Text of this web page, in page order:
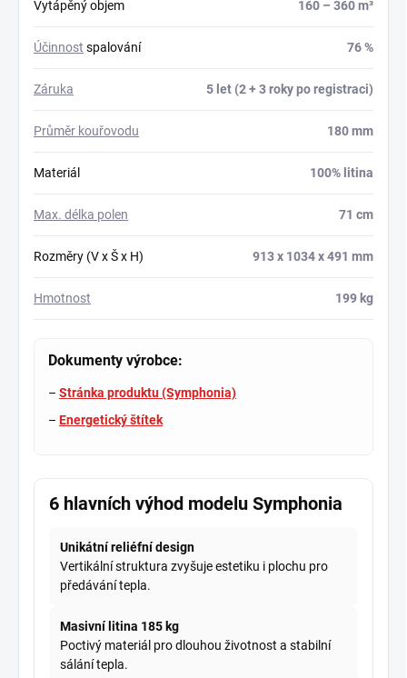
Vytápěný objem 160 – 360 m³
Účinnost spalování 76 %
Záruka 5 let (2 + 3 roky po registraci)
Průměr kouřovodu 180 mm
Materiál 100% litina
Max. délka polen 71 cm
Rozměry (V x Š x H) 913 x 1034 x 491 mm
Hmotnost 199 kg
Dokumenty výrobce:
– Stránka produktu (Symphonia)
– Energetický štítek
6 hlavních výhod modelu Symphonia
Unikátní reliéfní design
Vertikální struktura zvyšuje estetiku i plochu pro
předávání tepla.
Masivní litina 185 kg
Poctivý materiál pro dlouhou životnost a stabilní
sálání tepla.